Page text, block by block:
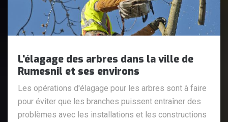
L'élagage des arbres dans la ville de
Rumesnil et ses environs
Les opérations d'élagage pour les arbres sont à faire
pour éviter que les branches puissent entraîner des
problèmes avec les installations et les constructions